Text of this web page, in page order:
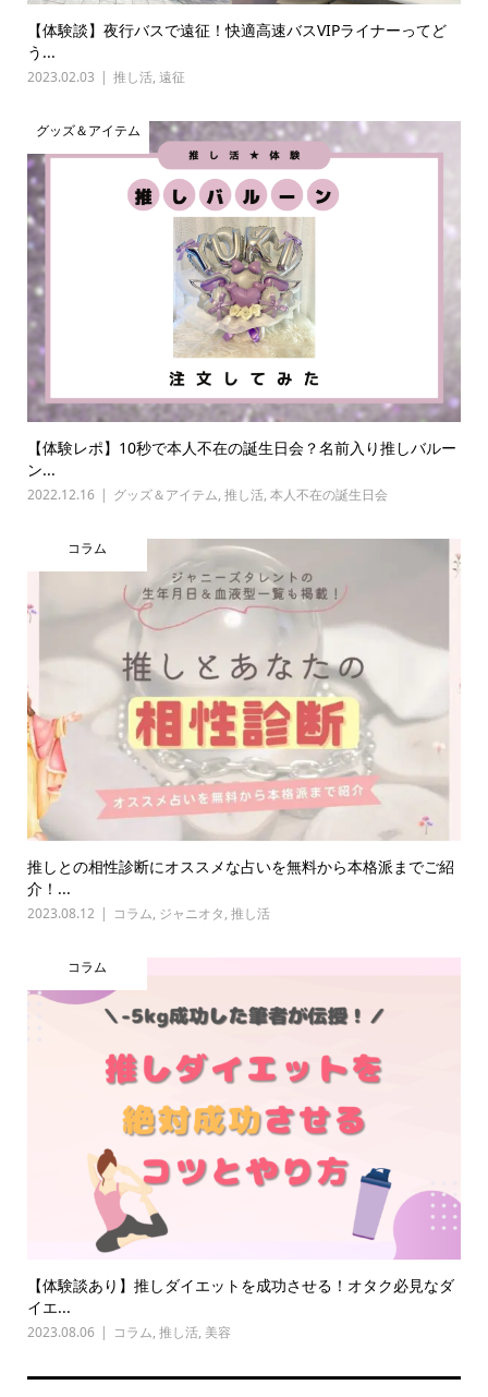
【体験談】夜行バスで遠征！快適高速バスVIPライナーってど
う...
2023.02.03 推し活, 遠征
グッズ＆アイテム
【体験レポ】10秒で本人不在の誕生日会？名前入り推しバルー
ン...
2022.12.16 グッズ＆アイテム, 推し活, 本人不在の誕生日会
コラム
推しとの相性診断にオススメな占いを無料から本格派までご紹
介！...
2023.08.12 コラム, ジャニオタ, 推し活
コラム
【体験談あり】推しダイエットを成功させる！オタク必見なダ
イエ...
2023.08.06 コラム, 推し活, 美容